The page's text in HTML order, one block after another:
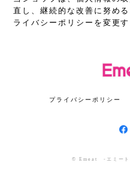
直し、継続的な改善に努め
ライバシーポリシーを変更
プライバシーポリシー
© Emeat -エミー